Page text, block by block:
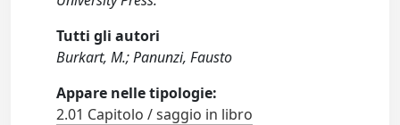
Tutti gli autori
Burkart, M.; Panunzi, Fausto
Appare nelle tipologie:
2.01 Capitolo / saggio in libro